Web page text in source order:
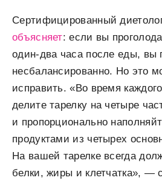
Сертифицированный
объясняет: если вы
один-два часа после еды, вы
несбалансированно. Но это
исправить. «Во время
делите тарелку на четыре
и пропорционально
продуктами из четырех
На вашей тарелке всегда
белки, жиры и клетчатка», —